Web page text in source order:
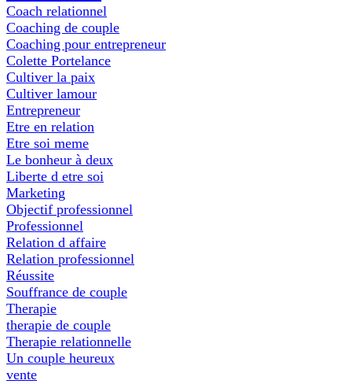
Coach relationnel
Coaching de couple
Coaching pour entrepreneur
Colette Portelance
Cultiver la paix
Cultiver lamour
Entrepreneur
Etre en relation
Etre soi meme
Le bonheur à deux
Liberte d etre soi
Marketing
Objectif professionnel
Professionnel
Relation d affaire
Relation professionnel
Réussite
Souffrance de couple
Therapie
therapie de couple
Therapie relationnelle
Un couple heureux
vente